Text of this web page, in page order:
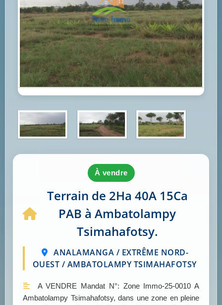
à vendre
Terrain de 2Ha 40A 15Ca
PAB à Ambatolampy
Tsimahafotsy.
ANALAMANGA / EXTRÊME NORD-
OUEST / AMBATOLAMPY TSIMAHAFOTSY
A VENDRE Mandat N°: Zone Immo-25-0010 A
Ambatolampy Tsimahafotsy, dans une zone en pleine